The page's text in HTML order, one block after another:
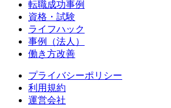
転職成功事例
資格・試験
ライフハック
事例（法人）
働き方改善
プライバシーポリシー
利用規約
運営会社